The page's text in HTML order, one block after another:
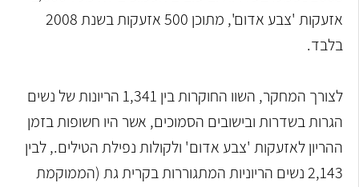
אזעקות 'צבע אדום', מתוכן 500 אזעקות בשנת 2008
בלבד.
לצורך המחקר, השוו החוקרות בין 1,341 הריונות של נשים
הגרות בשדרות ובישובים הסמוכים, אשר היו חשופות בזמן
ההריון לאזעקות 'צבע אדום' ולקולות נפילת הטילים., לבין
2,143 נשים הריוניות המתגוררות בקרית גת (הממוקמת